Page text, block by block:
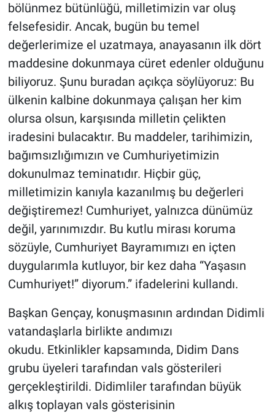
bölünmez bütünlüğü, milletimizin var oluş
felsefesidir. Ancak, bugün bu temel
değerlerimize el uzatmaya, anayasanın ilk dört
maddesine dokunmaya cüret edenler olduğunu
biliyoruz. Şunu buradan açıkça söylüyoruz: Bu
ülkenin kalbine dokunmaya çalışan her kim
olursa olsun, karşısında milletin çelikten
iradesini bulacaktır. Bu maddeler, tarihimizin,
bağımsızlığımızın ve Cumhuriyetimizin
dokunulmaz teminatıdır. Hiçbir güç,
milletimizin kanıyla kazanılmış bu değerleri
değiştiremez! Cumhuriyet, yalnızca dünümüz
değil, yarınımızdır. Bu kutlu mirası koruma
sözüyle, Cumhuriyet Bayramımızı en içten
duygularımla kutluyor, bir kez daha “Yaşasın
Cumhuriyet!” diyorum.” ifadelerini kullandı.
Başkan Gençay, konuşmasının ardından Didimli
vatandaşlarla birlikte andımızı
okudu. Etkinlikler kapsamında, Didim Dans
grubu üyeleri tarafından vals gösterileri
gerçekleştirildi. Didimliler tarafından büyük
alkış toplayan vals gösterisinin